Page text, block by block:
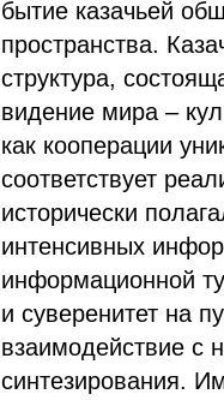
бытие казачьей
пространства.
структура,
видение мира –
как кооперации
соответствует
исторически
интенсивных
информационной
и суверенитет на
взаимодействие с
синтезирования.